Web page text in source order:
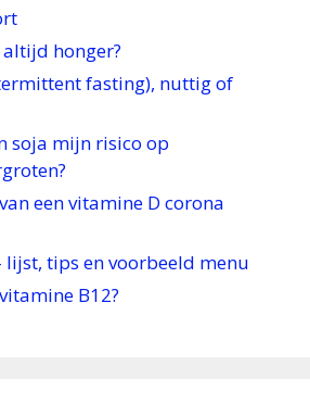
honger?
fasting), nuttig of
soja mijn risico op
een vitamine D corona
lijst, tips en voorbeeld menu
B12?